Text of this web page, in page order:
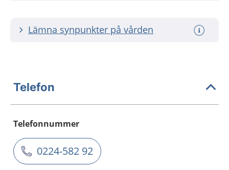
Lämna synpunkter på vården
Telefon
Telefonnummer
0224-582 92